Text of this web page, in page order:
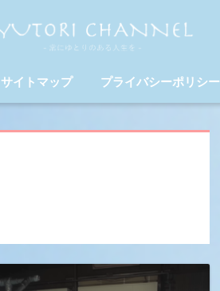
サイトマップ プライバシーポリシー